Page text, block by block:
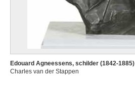
Edouard Agneessens, schilder (1842-1885)
Charles van der Stappen